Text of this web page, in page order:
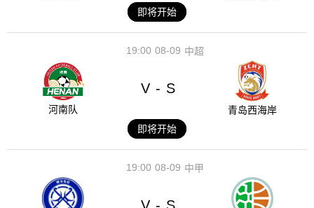
即将开始
08-09
19:00 中超
河南队
V - S
青岛西海岸
即将开始
08-09
19:00 中甲